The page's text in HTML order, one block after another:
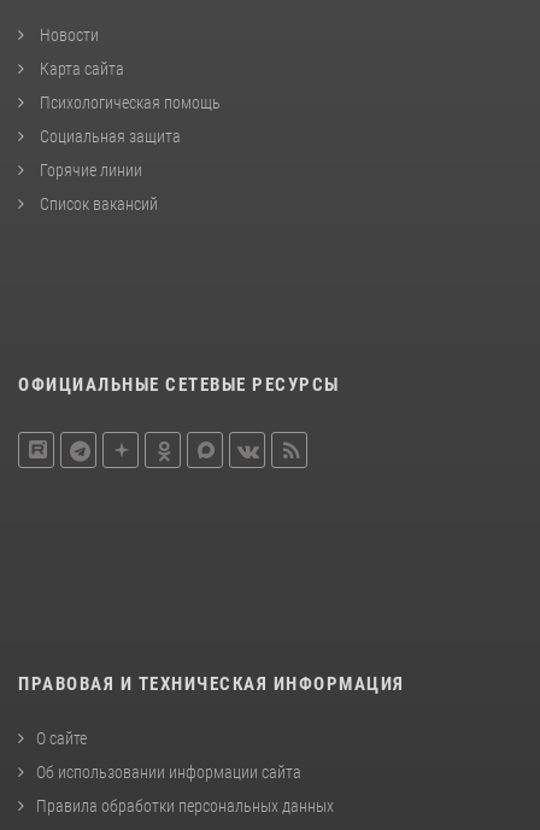
Новости
Карта сайта
Психологическая помощь
Социальная защита
Горячие линии
Список вакансий
ОФИЦИАЛЬНЫЕ СЕТЕВЫЕ РЕСУРСЫ
ПРАВОВАЯ И ТЕХНИЧЕСКАЯ ИНФОРМАЦИЯ
О сайте
Об использовании информации сайта
Правила обработки персональных данных